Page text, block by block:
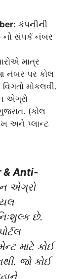
કંપનીની
નો સંપર્ક નંબર
માત્ર
પર કોલ
મોકલવી.
એગ્રો
(કોલ
અને પ્લાન્ટ
& Anti-
એગ્રો
છે.
માટે કોઈ
જો કોઈ